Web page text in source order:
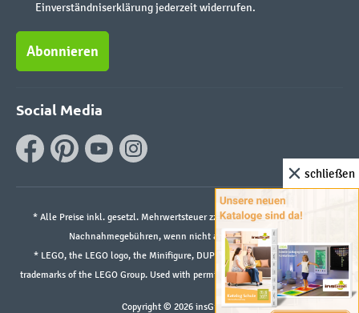
Einverständniserklärung jederzeit widerrufen.
Abonnieren
Social Media
* Alle Preise inkl. gesetzl. Mehrwertsteuer zzgl.Versandkostenund ggf.
Nachnahmegebühren, wenn nicht anders angegeben.
* LEGO, the LEGO logo, the Minifigure, DUPLO, and the SPIKE logo are
trademarks of the LEGO Group. Used with permission. ©2026 The LEGO Group
Copyright © 2026 insGraf.de
schließen